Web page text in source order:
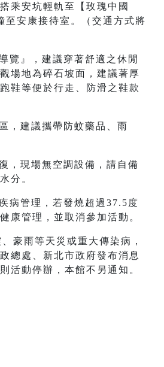
乘安坑輕軌至【玫瑰中國
至安康接待室。（交通方式將
覽』，建議穿著舒適之休閒
場地為碎石坡面，建議著厚
鞋等便於行走、防滑之鞋款
，建議攜帶防蚊藥品、雨
，現場無空調設備，請自備
分。
病管理，若發燒超過37.5度
康管理，並取消參加活動。
豪雨等天災或重大傳染病，
總處、新北市政府發布消息
活動停辦，本館不另通知。